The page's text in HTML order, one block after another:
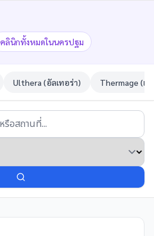
คลินิกทั้งหมดในนครปฐม
Ulthera (อัลเทอร่า) Thermage (เท